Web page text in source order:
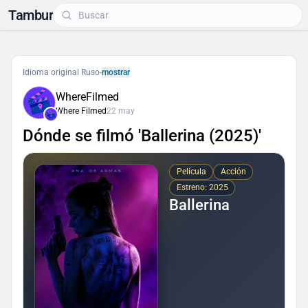
Tambur
Idioma original Ruso-mostrar
WhereFilmed
Where Filmed22 may
Dónde se filmó 'Ballerina (2025)'
Película
Acción
Estreno: 2025
Ballerina